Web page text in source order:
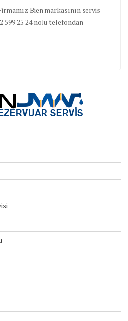
Bien markasının servis
599 25 24 nolu telefondan